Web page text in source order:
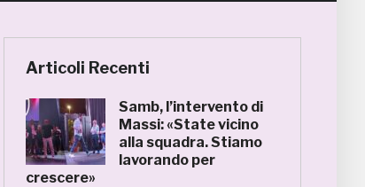
Articoli Recenti
Samb, l’intervento di
Massi: «State vicino
alla squadra. Stiamo
lavorando per
crescere»